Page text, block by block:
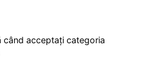
acceptați categoria